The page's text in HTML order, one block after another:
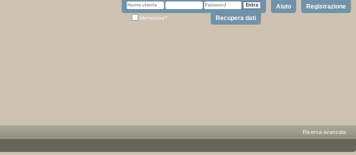
Registrazione
Aiuto
Memorizza? Recupera dati
Ricerca avanzata